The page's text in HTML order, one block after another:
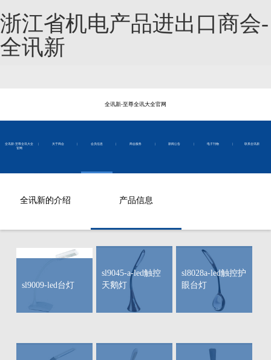
浙江省机电产品进出口商会-
全讯新
全讯新-至尊全讯大全官网
全讯新-至尊全讯大全
官网
| 关于商会 | 会员信息 | 商会服务 | 新闻公告 | 电子刊物 | 联系全讯新
全讯新的介绍 产品信息
sl9009-led台灯
sl9045-a-led触控
天鹅灯
sl8028a-led触控护
眼台灯